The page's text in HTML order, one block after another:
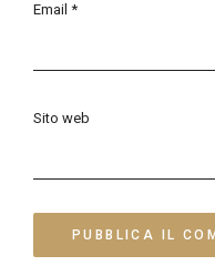
Email *
Sito web